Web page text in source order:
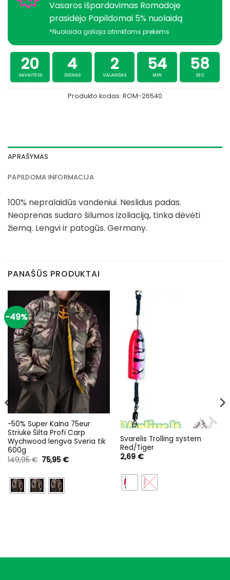
Vasaros išpardavimas Romadoje
prasidėjo Papildomai 5% nuolaidą
*Nuolaida galioja atrinktoms prekėms
20
SAVAITĖSS
4
DIENAS
2
VALANDAS
54
MIN
57
SEC
Produkto kodas: ROM-26540
APRAŠYMAS
PAPILDOMA INFORMACIJA
100% nepralaidūs vandeniui. Neslidus padas.
Neoprenas sudaro šilumos izoliaciją, tinka dėvėti
žiemą. Lengvi ir patogūs. Germany.
PANAŠŪS PRODUKTAI
-49%
-50% Super Kaina 75eur
Striukė Šilta Profi Carp
Wychwood lengva Sveria tik
600g
149,95€ Original
price
149,95 €.
75,95 €Current
Svarelis Trolling system
Red/Tiger
2,69 €